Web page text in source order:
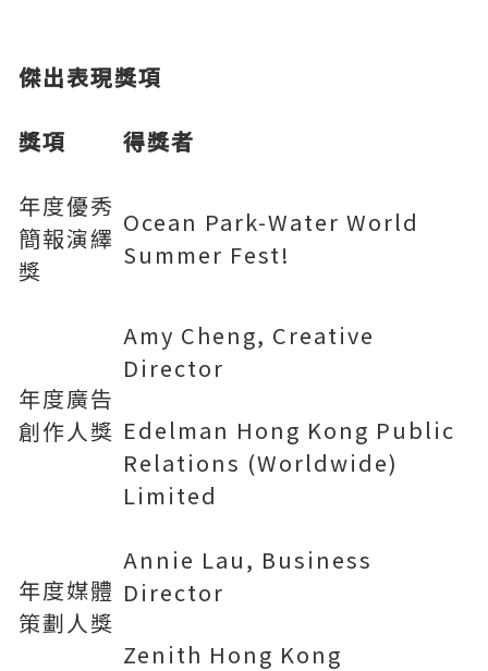
傑出表現獎項
獎項 得獎者
年度優秀
簡報演繹
獎
Ocean Park-Water World
Summer Fest!
年度廣告
創作人獎
Amy Cheng, Creative
Director
Edelman Hong Kong Public
Relations (Worldwide)
Limited
年度媒體
策劃人獎
Annie Lau, Business
Director
Zenith Hong Kong